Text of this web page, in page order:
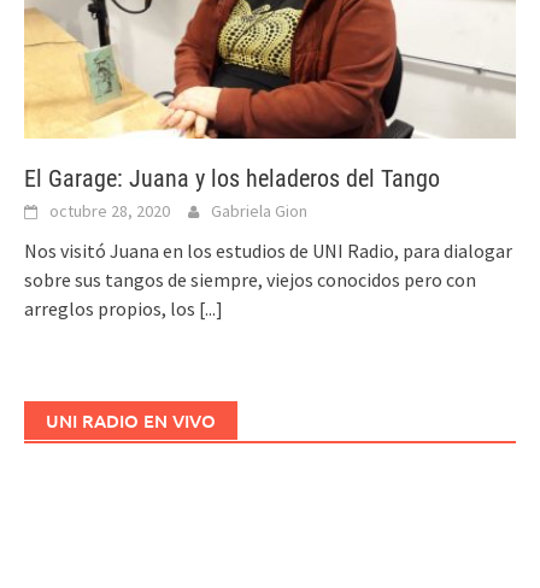
El Garage: Juana y los heladeros del Tango
octubre 28, 2020 Gabriela Gion
Nos visitó Juana en los estudios de UNI Radio, para dialogar
sobre sus tangos de siempre, viejos conocidos pero con
arreglos propios, los [...]
UNI RADIO EN VIVO